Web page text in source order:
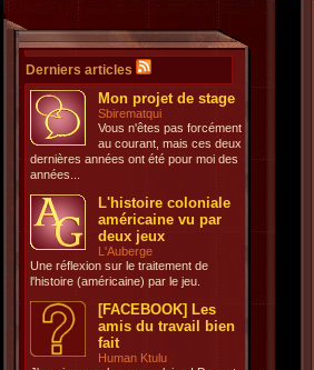
Derniers articles
Mon projet de stage
Sbirematqui
Vous n'êtes pas forcément
au courant, mais ces deux
dernières années ont été pour moi des
années...
L'histoire coloniale
américaine vu par
deux jeux
L'Auberge
Une réflexion sur le traitement de
l'histoire (américaine) par le jeu.
[FACEBOOK] Les
amis du travail bien
fait
Human Ktulu